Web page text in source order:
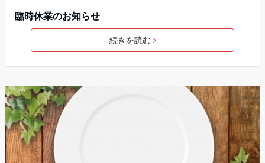
臨時休業のお知らせ
続きを読む